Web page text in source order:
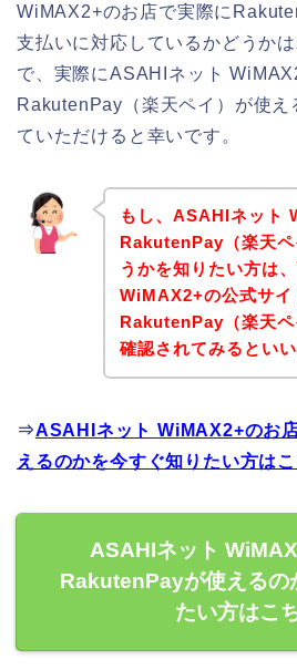
WiMAX2+のお店で実際に
支払いに対応しているかどうか
で、実際にASAHIネット
RakutenPay（楽天ペイ）が使え
ていただけると幸いです。
もし、ASAHIネット
RakutenPay（楽天
うかを知りたい方は
WiMAX2+の公式サイ
RakutenPay（楽天
確認されてみるとい
⇒ASAHIネット WiMAX2+のお
えるのかを今すぐ知りたい方は
ASAHIネット
RakutenPayが使えるの
たい方はこ